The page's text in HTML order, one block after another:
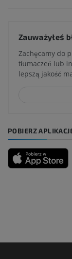
Zauważyłeś
Zachęcamy do
tłumaczeń lub
lepszą jakość
POBIERZ